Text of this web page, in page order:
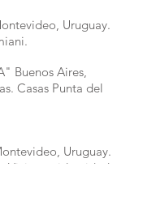
Uruguay.
Buenos Aires,
Casas Punta del
Uruguay.
Vivir con identidad.